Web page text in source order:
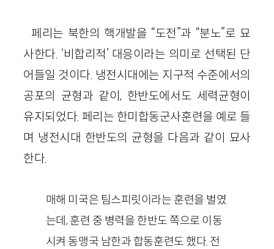
페리는 북한의 핵개발을 “도전”과 “분노”로 묘
사한다. ‘비합리적’ 대응이라는 의미로 선택된 단
어들일 것이다. 냉전시대에는 지구적 수준에서의
공포의 균형과 같이, 한반도에서도 세력균형이
유지되었다. 페리는 한미합동군사훈련을 예로 들
며 냉전시대 한반도의 균형을 다음과 같이 묘사
한다.
매해 미국은 팀스피릿이라는 훈련을 벌였
는데, 훈련 중 병력을 한반도 쪽으로 이동
시켜 동맹국 남한과 합동훈련도 했다. 전